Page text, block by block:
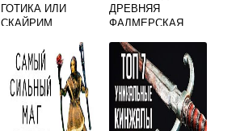
ГОТИКА ИЛИ
СКАЙРИМ
ДРЕВНЯЯ
ФАЛМЕРСКАЯ
СКАЙРИМЕ